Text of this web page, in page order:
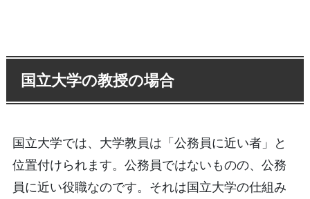
国立大学の教授の場合
国立大学では、大学教員は「公務員に近い者」と
位置付けられます。公務員ではないものの、公務
員に近い役職なのです。それは国立大学の仕組み